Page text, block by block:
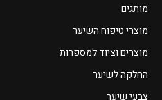
מותגים
מוצרי טיפוח השיער
מוצרים וציוד למספרות
החלקה לשיער
צבעי שיער